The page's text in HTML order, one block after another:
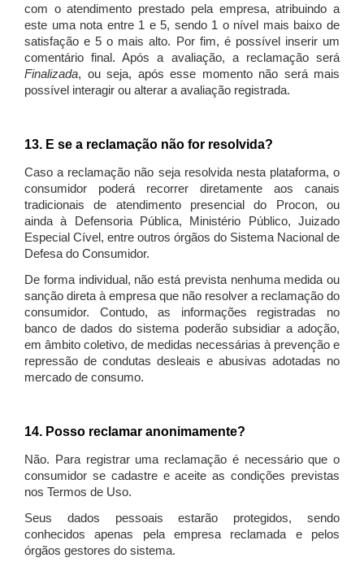
com o atendimento prestado pela empresa, atribuindo a
este uma nota entre 1 e 5, sendo 1 o nível mais baixo de
satisfação e 5 o mais alto. Por fim, é possível inserir um
comentário final. Após a avaliação, a reclamação será
Finalizada, ou seja, após esse momento não será mais
possível interagir ou alterar a avaliação registrada.
13. E se a reclamação não for resolvida?
Caso a reclamação não seja resolvida nesta plataforma, o
consumidor poderá recorrer diretamente aos canais
tradicionais de atendimento presencial do Procon, ou
ainda à Defensoria Pública, Ministério Público, Juizado
Especial Cível, entre outros órgãos do Sistema Nacional de
Defesa do Consumidor.
De forma individual, não está prevista nenhuma medida ou
sanção direta à empresa que não resolver a reclamação do
consumidor. Contudo, as informações registradas no
banco de dados do sistema poderão subsidiar a adoção,
em âmbito coletivo, de medidas necessárias à prevenção e
repressão de condutas desleais e abusivas adotadas no
mercado de consumo.
14. Posso reclamar anonimamente?
Não. Para registrar uma reclamação é necessário que o
consumidor se cadastre e aceite as condições previstas
nos Termos de Uso.
Seus dados pessoais estarão protegidos, sendo
conhecidos apenas pela empresa reclamada e pelos
órgãos gestores do sistema.